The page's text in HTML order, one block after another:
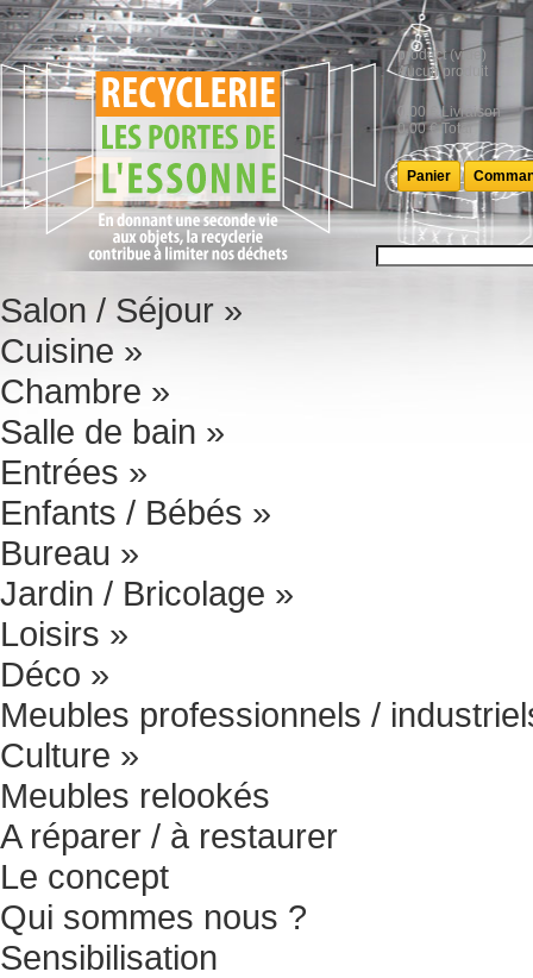
product (vide)
Aucun produit
0,00 €
Livraison
0,00 € Total
Panier
Salon / Séjour »
Cuisine »
Chambre »
Salle de bain »
Entrées »
Enfants / Bébés »
Bureau »
Jardin / Bricolage »
Loisirs »
Déco »
Meubles professionnels /
Culture »
Meubles relookés
A réparer / à restaurer
Le concept
Qui sommes nous ?
Sensibilisation